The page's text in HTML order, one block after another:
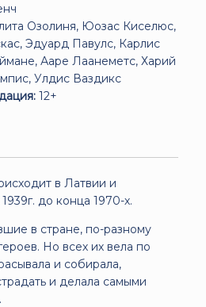
Озолиня, Юозас Киселюс,
Эдуард Павулс, Карлис
Ааре Лаанеметс, Харий
Улдис Ваздикс
12+
в Латвии и
до конца 1970-х.
в стране, по-разному
Но всех их вела по
и собирала,
и делала самыми